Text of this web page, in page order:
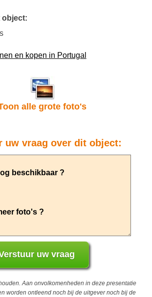
object:
en kopen in Portugal
alle grote foto's
uw vraag over dit object:
Aan onvolkomenheden in deze presentatie
worden ontleend noch bij de uitgever noch bij de